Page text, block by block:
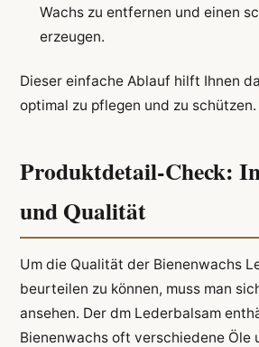
Wachs zu entfernen und einen
erzeugen.
Dieser einfache Ablauf hilft Ihnen
optimal zu pflegen und zu schützen.
Produktdetail-Check:
und Qualität
Um die Qualität der Bienenwachs
beurteilen zu können, muss man
ansehen. Der dm Lederbalsam
Bienenwachs oft verschiedene Öle